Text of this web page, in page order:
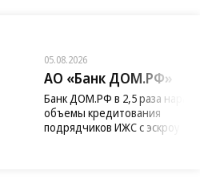
05.08.2026
АО «Банк ДОМ.РФ»
Банк ДОМ.РФ в 2,5 раза
объемы кредитования
подрядчиков ИЖС с эскроу